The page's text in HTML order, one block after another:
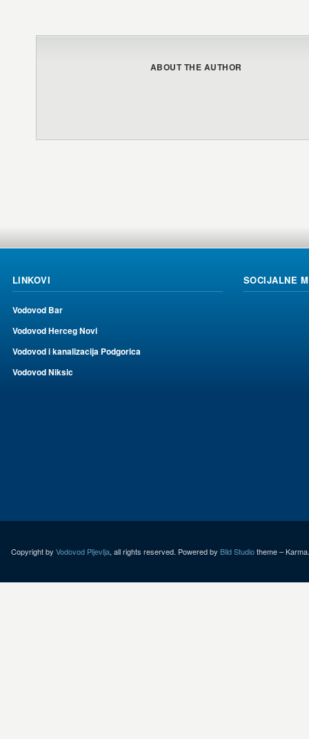
ABOUT THE AUTHOR
LINKOVI
Vodovod Bar
Vodovod Herceg Novi
Vodovod i kanalizacija Podgorica
Vodovod Niksic
SOCIJALNE
Copyright by Vodovod Pljevlja, all rights reserved. Powered by Bild Studiotheme – Karma.